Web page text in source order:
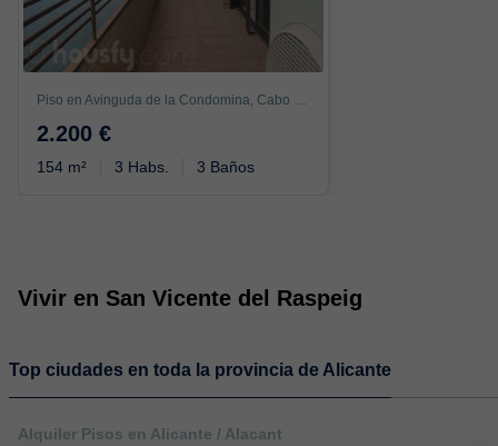
Piso en Avinguda de la Condomina, Cabo de las Huertas, Alicante / Alacant
2.200 €
154 m² 3 Habs. 3 Baños
Vivir en San Vicente del Raspeig
Top ciudades en toda la provincia de Alicante
Alquiler Pisos en Alicante / Alacant